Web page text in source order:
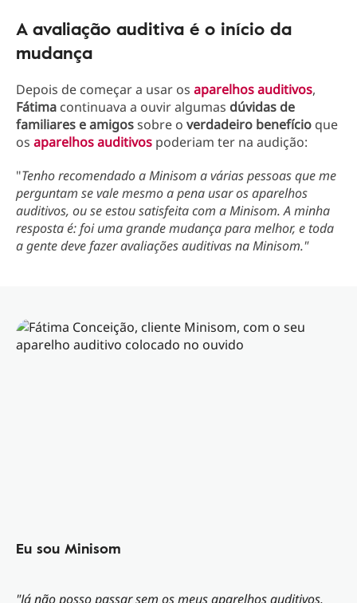
A avaliação auditiva é o início da
mudança
Depois de começar a usar os aparelhos auditivos,
Fátima continuava a ouvir algumas dúvidas de
familiares e amigossobre o verdadeiro benefício que
os aparelhos auditivos poderiam ter na audição:
"Tenho recomendado a Minisom a várias pessoas que me
perguntam se vale mesmo a pena usar os aparelhos
auditivos, ou se estou satisfeita com a Minisom. A minha
resposta é: foi uma grande mudança para melhor, e toda
a gente deve fazer avaliações auditivas na Minisom."
Eu sou Minisom
"Já não posso passar sem os meus aparelhos auditivos.